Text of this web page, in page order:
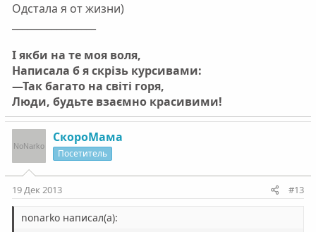
Одстала я от жизни)
І якби на те моя воля,
Написала б я скрізь курсивами:
—Так багато на світі горя,
Люди, будьте взаємно красивими!
СкороМама
Посетитель
19 Дек 2013 #13
nonarko написал(а):